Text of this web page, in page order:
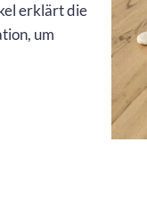
erklärt die
um